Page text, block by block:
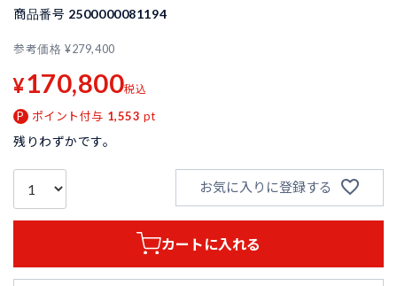
商品番号 2500000081194
参考価格 ¥279,400
¥170,800税込
ポイント付与 1,553 pt
残りわずかです。
お気に入りに登録する
カートに入れる